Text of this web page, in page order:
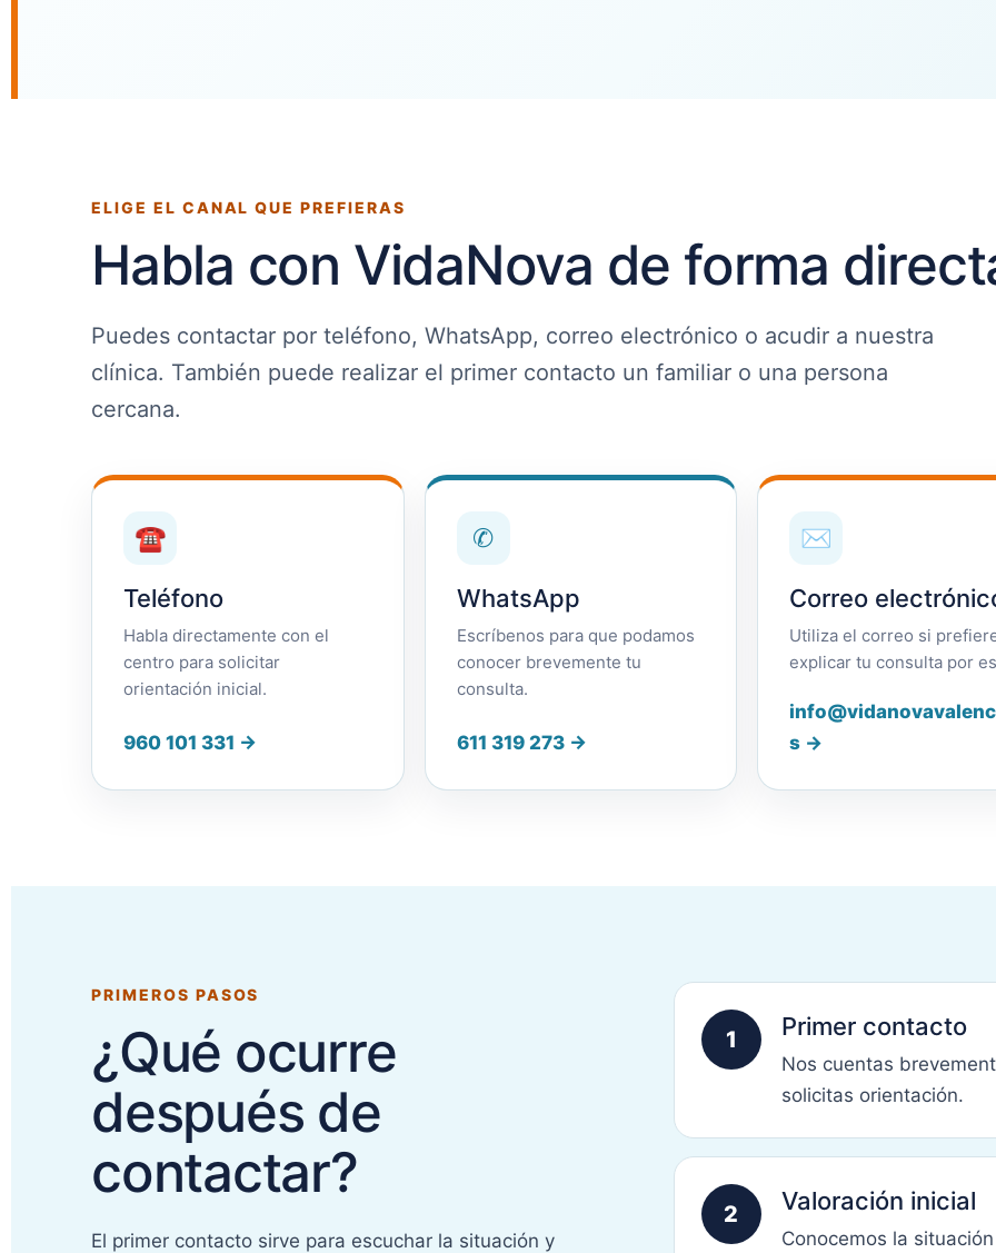
ELIGE EL CANAL QUE PREFIERAS
Habla con VidaNova de forma
Puedes contactar por teléfono, WhatsApp, correo electrónico o acudir a nuestra
clínica. También puede realizar el primer contacto un familiar o una persona
cercana.
☎
Teléfono
Habla directamente con el
centro para solicitar
orientación inicial.
960 101 331 →
✆
WhatsApp
Escríbenos para que podamos
conocer brevemente tu
consulta.
611 319 273 →
✉
Correo
Utiliza el correo si
explicar tu consulta por
s →
PRIMEROS PASOS
¿Qué ocurre
después de
contactar?
El primer contacto sirve para escuchar la situación y
1 Primer contacto
Nos cuentas
solicitas orientación.
2 Valoración inicial
Conocemos la